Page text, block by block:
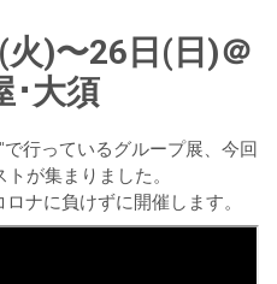
)〜26日(日)＠
･大須
行っているグループ展、今回
が集まりました。
ナに負けずに開催します。